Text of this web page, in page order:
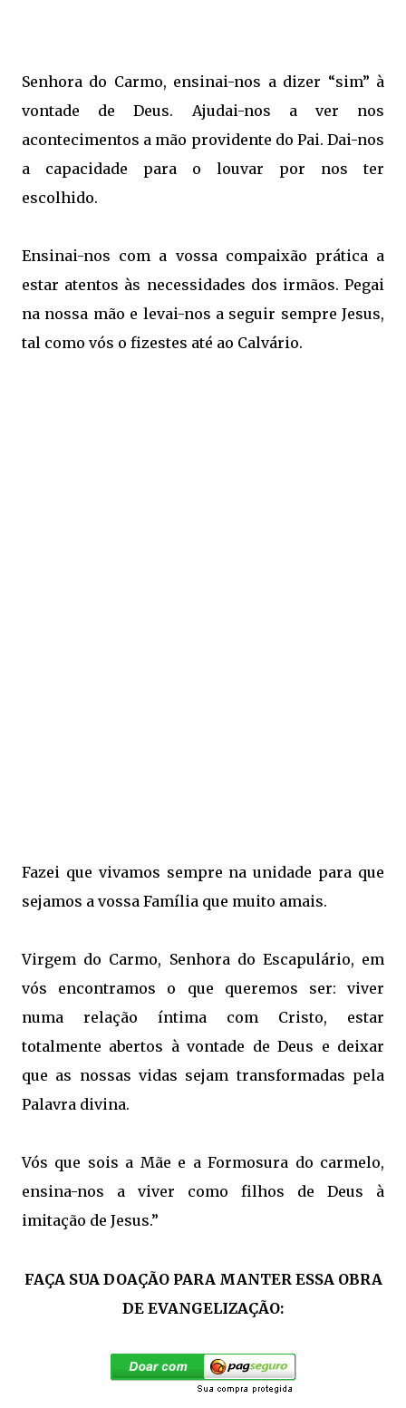
Senhora do Carmo, ensinai-nos a dizer “sim” à
vontade de Deus. Ajudai-nos a ver nos
acontecimentos a mão providente do Pai. Dai-nos
a capacidade para o louvar por nos ter
escolhido.
Ensinai-nos com a vossa compaixão prática a
estar atentos às necessidades dos irmãos. Pegai
na nossa mão e levai-nos a seguir sempre Jesus,
tal como vós o fizestes até ao Calvário.
Fazei que vivamos sempre na unidade para que
sejamos a vossa Família que muito amais.
Virgem do Carmo, Senhora do Escapulário, em
vós encontramos o que queremos ser: viver
numa relação íntima com Cristo, estar
totalmente abertos à vontade de Deus e deixar
que as nossas vidas sejam transformadas pela
Palavra divina.
Vós que sois a Mãe e a Formosura do carmelo,
ensina-nos a viver como filhos de Deus à
imitação de Jesus.”
FAÇA SUA DOAÇÃO PARA MANTER ESSA OBRA
DE EVANGELIZAÇÃO: